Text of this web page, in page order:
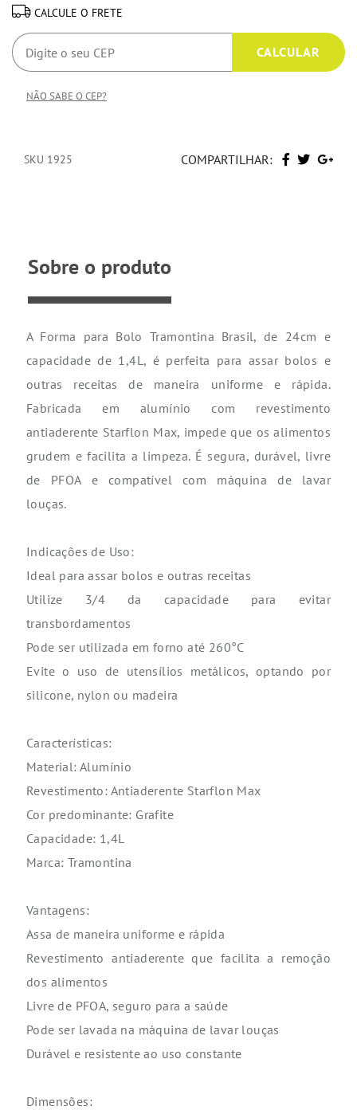
CALCULE O FRETE
NÃO SABE O CEP?
SKU 1925 COMPARTILHAR:
Sobre o produto
A Forma para Bolo Tramontina Brasil, de 24cm e
capacidade de 1,4L, é perfeita para assar bolos e
outras receitas de maneira uniforme e rápida.
Fabricada em alumínio com revestimento
antiaderente Starflon Max, impede que os alimentos
grudem e facilita a limpeza. É segura, durável, livre
de PFOA e compatível com máquina de lavar
louças.
Indicações de Uso:
Ideal para assar bolos e outras receitas
Utilize 3/4 da capacidade para evitar
transbordamentos
Pode ser utilizada em forno até 260°C
Evite o uso de utensílios metálicos, optando por
silicone, nylon ou madeira
Características:
Material: Alumínio
Revestimento: Antiaderente Starflon Max
Cor predominante: Grafite
Capacidade: 1,4L
Marca: Tramontina
Vantagens:
Assa de maneira uniforme e rápida
Revestimento antiaderente que facilita a remoção
dos alimentos
Livre de PFOA, seguro para a saúde
Pode ser lavada na máquina de lavar louças
Durável e resistente ao uso constante
Dimensões: